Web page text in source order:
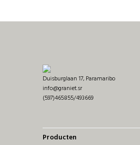
Duisburglaan 17, Paramaribo
info@graniet.sr
(597)465855/493669
Producten